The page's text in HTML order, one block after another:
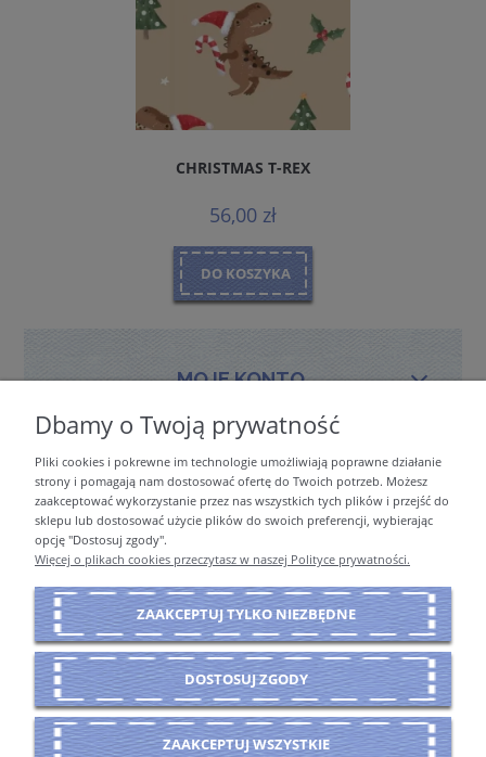
CHRISTMAS T-REX
56,00 zł
DO KOSZYKA
MOJE KONTO
PŁATNOŚCI I DOSTAWA
INFORMACJE
O NAS
POKAŻ PEŁNĄ WERSJĘ STRONY
Sklep internetowy Shoper Premium
Dbamy o Twoją prywatność
Pliki cookies i pokrewne im technologie umożliwiają poprawne działanie
strony i pomagają nam dostosować ofertę do Twoich potrzeb. Możesz
zaakceptować wykorzystanie przez nas wszystkich tych plików i przejść do
sklepu lub dostosować użycie plików do swoich preferencji, wybierając
opcję "Dostosuj zgody".
Więcej o plikach cookies przeczytasz w naszej Polityce prywatności.
ZAAKCEPTUJ TYLKO NIEZBĘDNE
DOSTOSUJ ZGODY
ZAAKCEPTUJ WSZYSTKIE